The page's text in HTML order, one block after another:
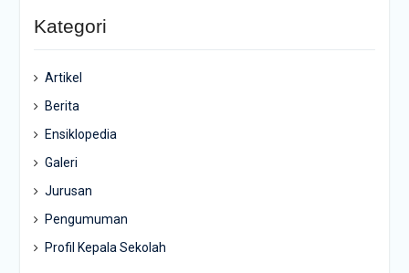
Kategori
Artikel
Berita
Ensiklopedia
Galeri
Jurusan
Pengumuman
Profil Kepala Sekolah